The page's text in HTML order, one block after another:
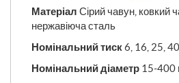
Матеріал Сірий чавун, ковкий
нержавіюча сталь
Номінальний тиск6, 16, 25,
Номінальний діаметр 15-400